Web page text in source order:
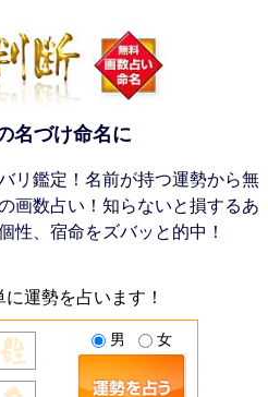
名づけ命名に
リ鑑定！名前が持つ運勢から無
画数占い！知らないと損するあ
性、宿命をズバッと的中！
運勢を占います！
男 女